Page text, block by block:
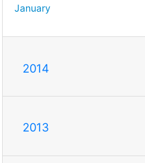
January
2014
2013